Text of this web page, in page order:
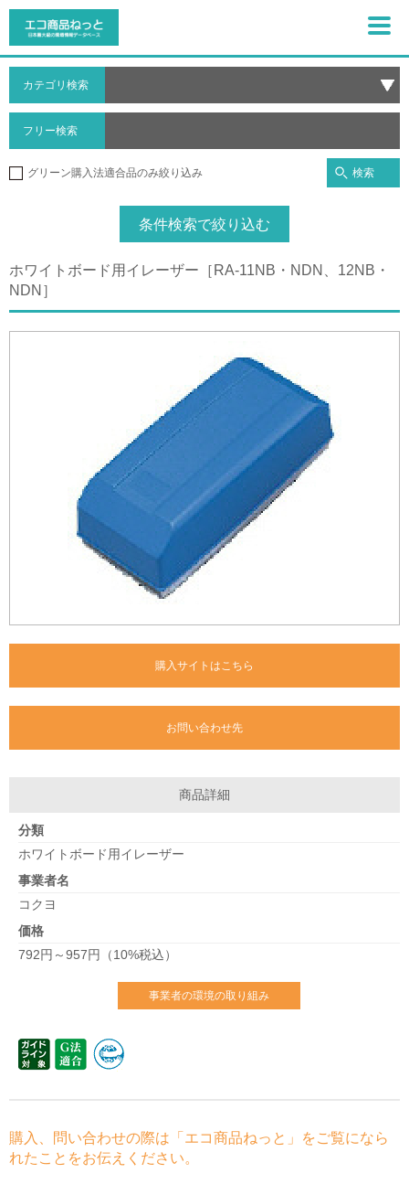
カテゴリ検索
フリー検索
グリーン購入法適合品のみ絞り込み 検索
条件検索で絞り込む
ホワイトボード用イレーザー［RA-11NB・NDN、12NB・
NDN］
購入サイトはこちら
お問い合わせ先
商品詳細
分類
ホワイトボード用イレーザー
事業者名
コクヨ
価格
792円～957円（10%税込）
事業者の環境の取り組み
購入、問い合わせの際は「エコ商品ねっと」をご覧になら
れたことをお伝えください。